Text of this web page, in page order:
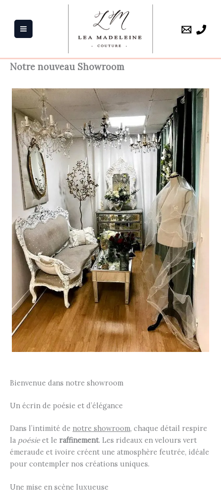
contenu
Notre nouveau Showroom
Bienvenue dans notre showroom
Un écrin de poésie et d’élégance
Dans l’intimité de notre showroom, chaque détail respire
la poésieet le raffinement. Les rideaux en velours vert
émeraude et ivoire créent une atmosphère feutrée, idéale
pour contempler nos créations uniques.
Une mise en scène luxueuse